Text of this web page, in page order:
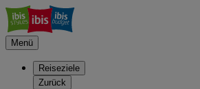
Menü
Reiseziele
Zurück